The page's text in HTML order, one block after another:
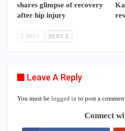
shares glimpse of recovery
after hip injury
PREV NEXT
Leave A Reply
You must be logged in to post a
Connect